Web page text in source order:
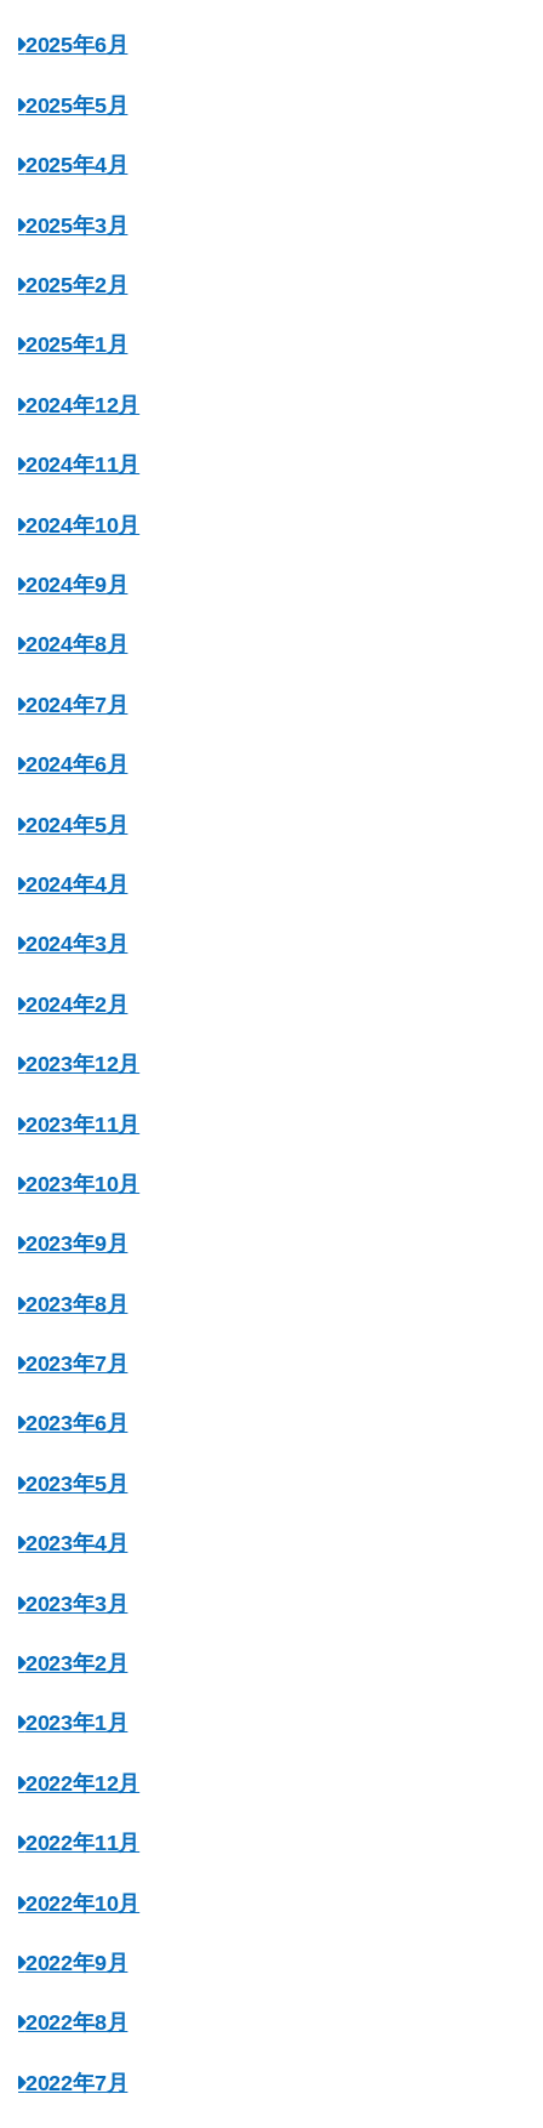
2025年6月
2025年5月
2025年4月
2025年3月
2025年2月
2025年1月
2024年12月
2024年11月
2024年10月
2024年9月
2024年8月
2024年7月
2024年6月
2024年5月
2024年4月
2024年3月
2024年2月
2023年12月
2023年11月
2023年10月
2023年9月
2023年8月
2023年7月
2023年6月
2023年5月
2023年4月
2023年3月
2023年2月
2023年1月
2022年12月
2022年11月
2022年10月
2022年9月
2022年8月
2022年7月